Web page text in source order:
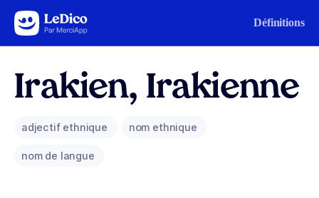
Aller au contenu Définitions
Irakien, Irakienne
adjectif ethnique nom ethnique
nom de langue